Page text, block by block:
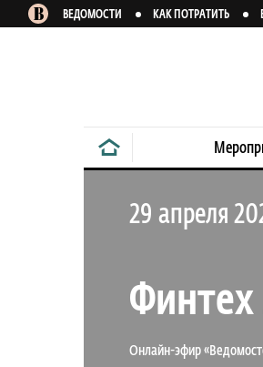
ВЕДОМОСТИ КАК ПОТРАТИТЬ
29 апреля
Финтех
Онлайн-эфир